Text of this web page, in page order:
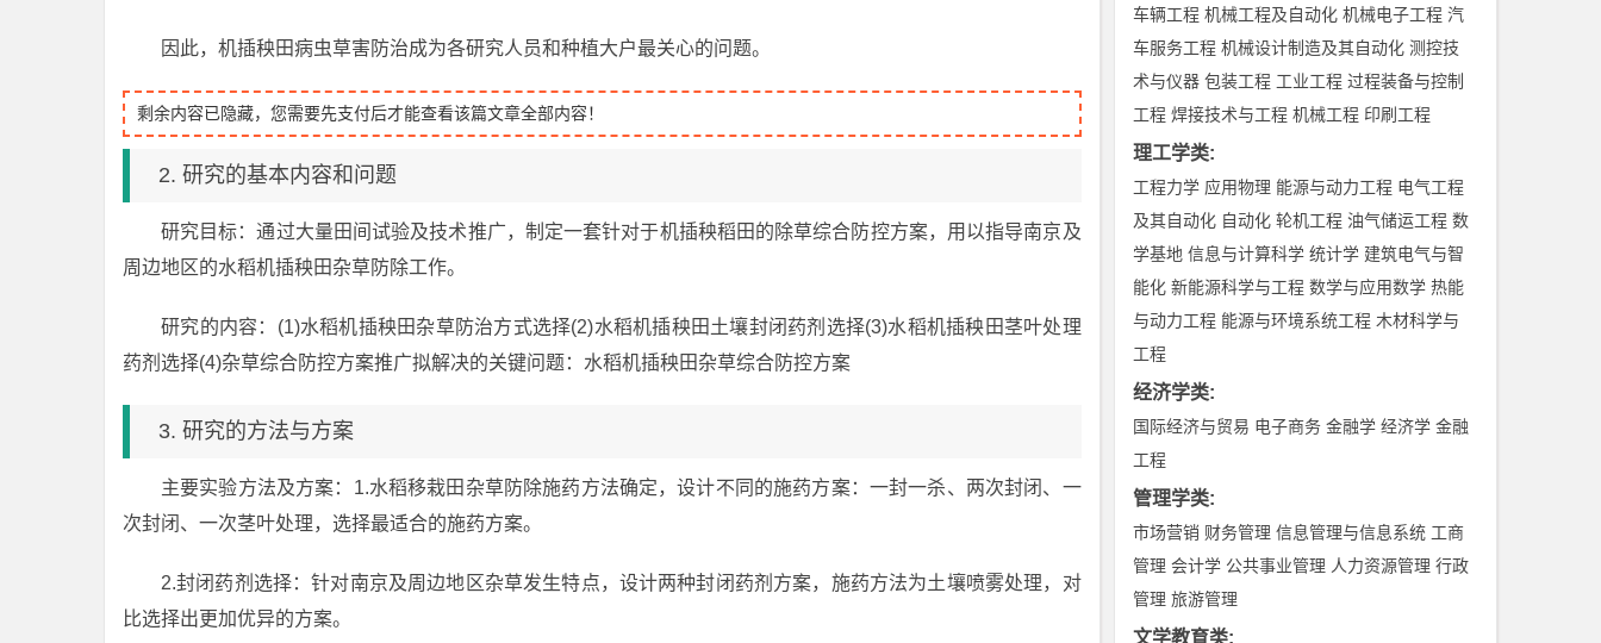
因此，机插秧田病虫草害防治成为各研究人员和种植大户最关心的问题。
剩余内容已隐藏，您需要先支付后才能查看该篇文章全部内容！
2. 研究的基本内容和问题
研究目标：通过大量田间试验及技术推广，制定一套针对于机插秧稻田的除草综合防控方案，用以指导南京及
周边地区的水稻机插秧田杂草防除工作。
研究的内容：(1)水稻机插秧田杂草防治方式选择(2)水稻机插秧田土壤封闭药剂选择(3)水稻机插秧田茎叶处理
药剂选择(4)杂草综合防控方案推广拟解决的关键问题：水稻机插秧田杂草综合防控方案
3. 研究的方法与方案
主要实验方法及方案：1.水稻移栽田杂草防除施药方法确定，设计不同的施药方案：一封一杀、两次封闭、一
次封闭、一次茎叶处理，选择最适合的施药方案。
2.封闭药剂选择：针对南京及周边地区杂草发生特点，设计两种封闭药剂方案，施药方法为土壤喷雾处理，对
比选择出更加优异的方案。
车辆工程 机械工程及自动化 机械电子工程 汽
车服务工程 机械设计制造及其自动化 测控技
术与仪器 包装工程 工业工程 过程装备与控制
工程 焊接技术与工程 机械工程 印刷工程
理工学类:
工程力学 应用物理 能源与动力工程 电气工程
及其自动化 自动化 轮机工程 油气储运工程 数
学基地 信息与计算科学 统计学 建筑电气与智
能化 新能源科学与工程 数学与应用数学 热能
与动力工程 能源与环境系统工程 木材科学与
工程
经济学类:
国际经济与贸易 电子商务 金融学 经济学 金融
工程
管理学类:
市场营销 财务管理 信息管理与信息系统 工商
管理 会计学 公共事业管理 人力资源管理 行政
管理 旅游管理
文学教育类: